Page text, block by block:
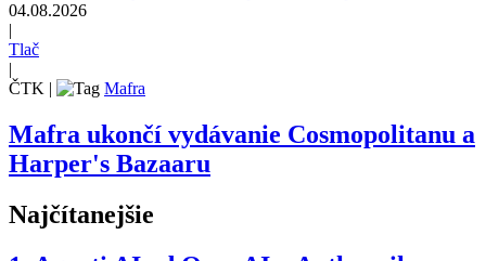
04.08.2026
|
Tlač
|
ČTK | Mafra
Mafra ukončí vydávanie Cosmopolitanu a
Harper's Bazaaru
Najčítanejšie